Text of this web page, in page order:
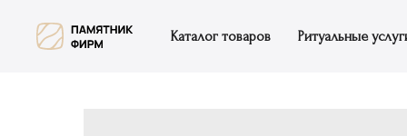
Каталог товаров Ритуальные